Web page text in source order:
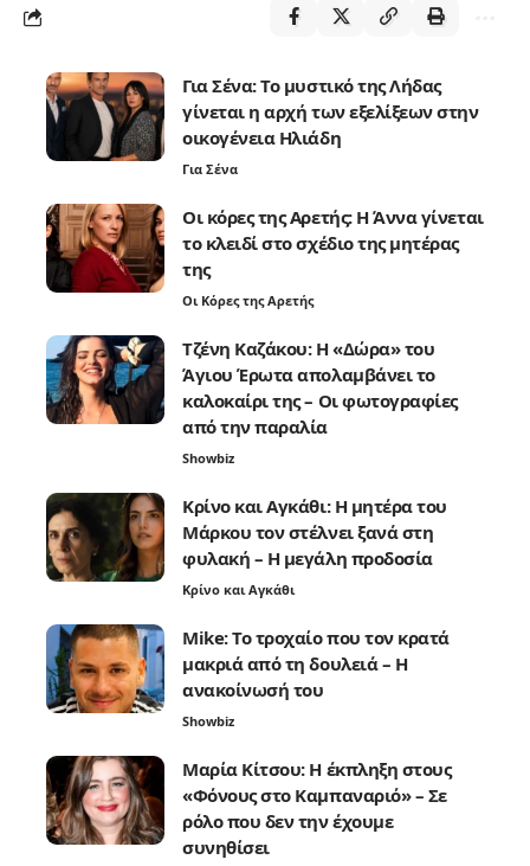
Για Σένα: Το μυστικό της Λήδας
γίνεται η αρχή των εξελίξεων στην
οικογένεια Ηλιάδη
Για Σένα
Οι κόρες της Αρετής: Η Άννα γίνεται
το κλειδί στο σχέδιο της μητέρας
της
Οι Κόρες της Αρετής
Τζένη Καζάκου: Η «Δώρα» του
Άγιου Έρωτα απολαμβάνει το
καλοκαίρι της – Οι φωτογραφίες
από την παραλία
Showbiz
Κρίνο και Αγκάθι: Η μητέρα του
Μάρκου τον στέλνει ξανά στη
φυλακή – Η μεγάλη προδοσία
Κρίνο και Αγκάθι
Mike: Το τροχαίο που τον κρατά
μακριά από τη δουλειά – Η
ανακοίνωσή του
Showbiz
Μαρία Κίτσου: Η έκπληξη στους
«Φόνους στο Καμπαναριό» – Σε
ρόλο που δεν την έχουμε
συνηθίσει